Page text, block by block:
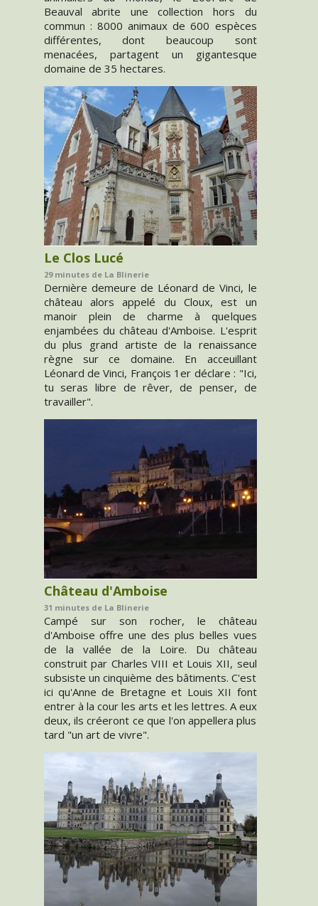
Beauval abrite une collection hors du
commun : 8000 animaux de 600 espèces
différentes, dont beaucoup sont
menacées, partagent un gigantesque
domaine de 35 hectares.
Le Clos Lucé
29 minutes de La Blinerie
Dernière demeure de Léonard de Vinci, le
château alors appelé du Cloux, est un
manoir plein de charme à quelques
enjambées du château d'Amboise. L'esprit
du plus grand artiste de la renaissance
règne sur ce domaine. En acceuillant
Léonard de Vinci, François 1er déclare : "Ici,
tu seras libre de rêver, de penser, de
travailler".
Château d'Amboise
31 minutes de La Blinerie
Campé sur son rocher, le château
d'Amboise offre une des plus belles vues
de la vallée de la Loire. Du château
construit par Charles VIII et Louis XII, seul
subsiste un cinquième des bâtiments. C'est
ici qu'Anne de Bretagne et Louis XII font
entrer à la cour les arts et les lettres. A eux
deux, ils créeront ce que l'on appellera plus
tard "un art de vivre".